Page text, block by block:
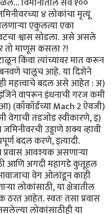
४ लोकांचा मृत्यू
एकुलत्या एका
श्वास सोडला. असे असले
तो माणूस कसला ?!
किंवा त्यांच्यावर मात करून
बनवणे चालूच आहे. या दिशेने
महत्त्वाचे बदल असे आहेत : अ)
वापरून इंधनाची गरज कमी
(काँकॉर्डच्या Mach 2 ऐवजी)
वेगाची तडजोड स्वीकारणे, इ)
उड्डाणे शक्य व्हावी
बदल करणे, इत्यादी.
प्रवास आवश्यक असणार्‍या
आणि अगदी महागडे कुतूहल
वेग ओलांडून काही
लोकांसाठी, या क्षेत्रातील
ठरत आहेत. स्वतः तसा प्रवास
लोकांसाठीही या